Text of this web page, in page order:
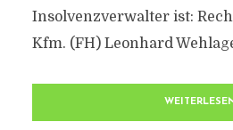
Insolvenzverwalter ist:
Kfm. (FH) Leonhard